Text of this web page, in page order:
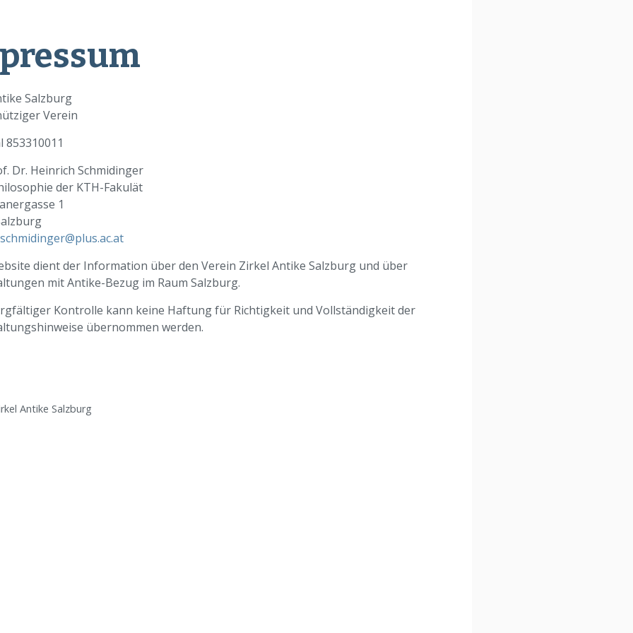
Salzburg
Verein
853310011
Dr. Heinrich Schmidinger
der KTH-Fakulät
1
dient der Information über den Verein Zirkel Antike Salzburg und über
mit Antike-Bezug im Raum Salzburg.
Kontrolle kann keine Haftung für Richtigkeit und Vollständigkeit der
übernommen werden.
Antike Salzburg